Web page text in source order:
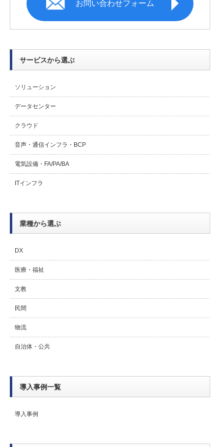
お問い合わせフォーム
サービスから選ぶ
ソリューション
データセンター
クラウド
音声・通信インフラ・BCP
電気設備・FA/PA/BA
ITインフラ
業種から選ぶ
DX
医療・福祉
文教
民間
物流
自治体・公共
導入事例一覧
導入事例